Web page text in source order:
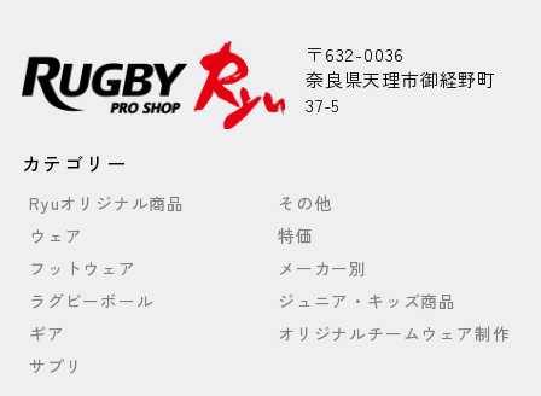
〒632-0036
奈良県天理市御経野町
37-5
カテゴリー
Ryuオリジナル商品
ウェア
フットウェア
ラグビーボール
ギア
サプリ
その他
特価
メーカー別
ジュニア・キッズ商品
オリジナルチームウェア制作